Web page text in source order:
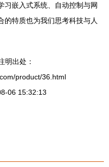
习嵌入式系统、自动控制与网
的特质也为我们思考科技与人
明出处：
product/36.html
06 15:32:13